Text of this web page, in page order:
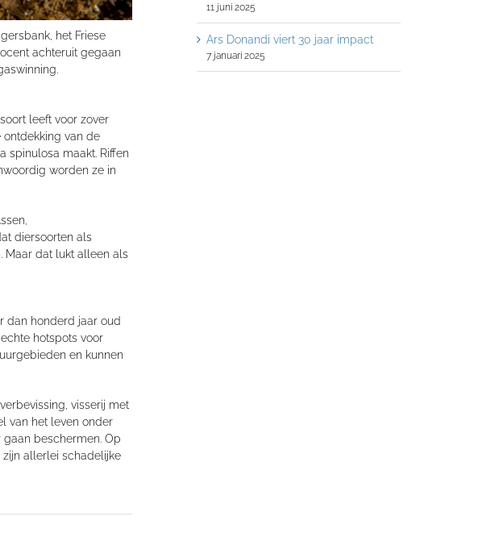
het Friese
achteruit gegaan
leeft voor zover
ontdekking van de
spinulosa maakt. Riffen
worden ze in
diersoorten als
Maar dat lukt alleen als
dan honderd jaar oud
hotspots voor
en kunnen
visserij met
van het leven onder
beschermen. Op
allerlei schadelijke
11 juni 2025
Ars Donandi viert 30 jaar impact
7 januari 2025